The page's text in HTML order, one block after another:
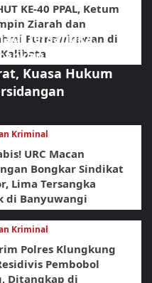
KE-40 PPAL, Ketum
Ziarah dan
Purnawirawan di
Kalibata
Tersangka,
Terimakasih
Kuasa Hukum
Kriminal
URC Macan
Bongkar Sindikat
Lima Tersangka
di Banyuwangi
Kriminal
Polres Klungkung
Pembobol
Ditangkap di